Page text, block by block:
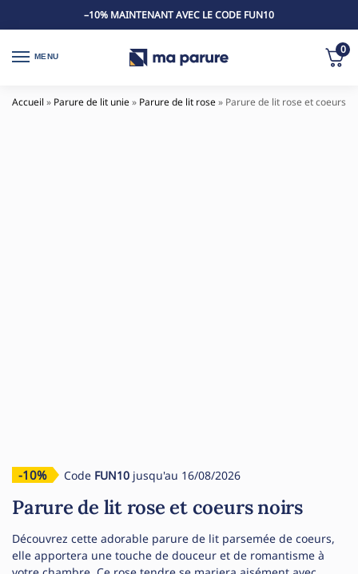
–10% MAINTENANT AVEC LE CODE FUN10
MENU
0
Accueil » Parure de lit unie» Parure de lit rose» Parure de lit rose et coeurs
-10% Code FUN10 jusqu'au 16/08/2026
Parure de lit rose et coeurs noirs
Découvrez cette adorable parure de lit parsemée de coeurs,
elle apportera une touche de douceur et de romantisme à